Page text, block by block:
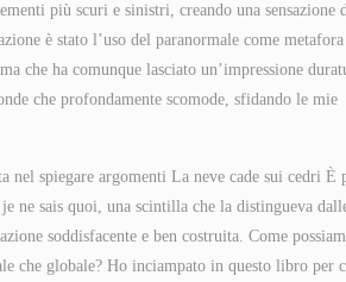
più scuri e sinistri, creando una sensazione
è stato l’uso del paranormale come metafora
che ha comunque lasciato un’impressione
che profondamente scomode, sfidando le mie
spiegare argomenti La neve cade sui cedri È
ne sais quoi, una scintilla che la distingueva
soddisfacente e ben costruita. Come
che globale? Ho inciampato in questo libro per